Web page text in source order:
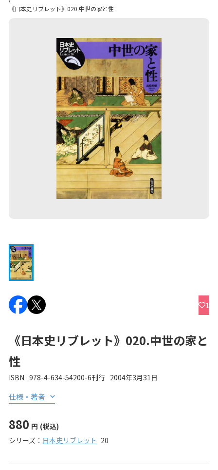
《日本史リブレット》020.中世の家と性
1
《日本史リブレット》020.中世の家と
性
ISBN 978-4-634-54200-6刊行 2004年3月31日
仕様・著者
880 円 (税込)
シリーズ： 日本史リブレット 20